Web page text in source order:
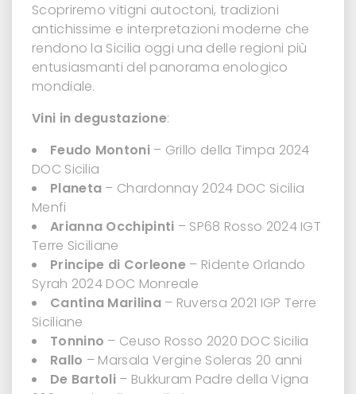
Scopriremo vitigni autoctoni, tradizioni
antichissime e interpretazioni moderne che
rendono la Sicilia oggi una delle regioni più
entusiasmanti del panorama enologico
mondiale.
Vini in degustazione:
Feudo Montoni– Grillo della Timpa 2024
DOC Sicilia
Planeta – Chardonnay 2024 DOC Sicilia
Menfi
Arianna Occhipinti – SP68 Rosso 2024 IGT
Terre Siciliane
Principe di Corleone – Ridente Orlando
Syrah 2024 DOC Monreale
Cantina Marilina– Ruversa 2021 IGP Terre
Siciliane
Tonnino – Ceuso Rosso 2020 DOC Sicilia
Rallo – Marsala Vergine Soleras 20 anni
De Bartoli – Bukkuram Padre della Vigna